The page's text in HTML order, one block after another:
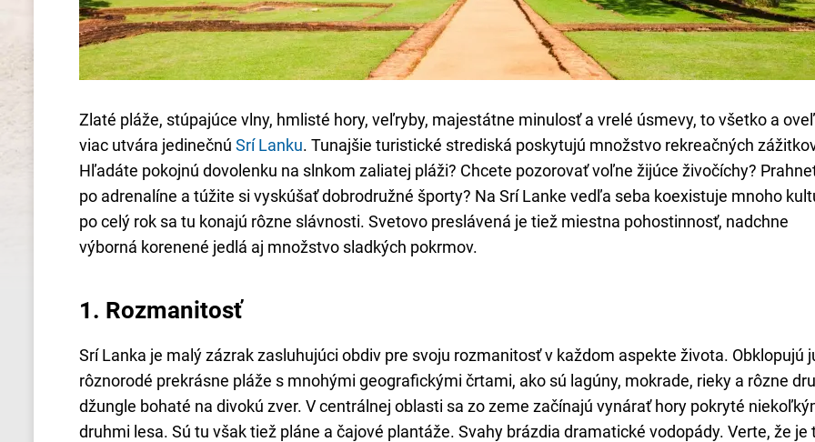
Zlaté pláže, stúpajúce vlny, hmlisté hory, veľryby, majestátne minulosť a vrelé úsmevy, to všetko a
viac utvára jedinečnú Srí Lanku. Tunajšie turistické strediská poskytujú množstvo rekreačných
Hľadáte pokojnú dovolenku na slnkom zaliatej pláži? Chcete pozorovať voľne žijúce živočíchy?
po adrenalíne a túžite si vyskúšať dobrodružné športy? Na Srí Lanke vedľa seba koexistuje mnoho
po celý rok sa tu konajú rôzne slávnosti. Svetovo preslávená je tiež miestna pohostinnosť, nadchne
výborná korenené jedlá aj množstvo sladkých pokrmov.
1. Rozmanitosť
Srí Lanka je malý zázrak zasluhujúci obdiv pre svoju rozmanitosť v každom aspekte života. Obklopujú
rôznorodé prekrásne pláže s mnohými geografickými črtami, ako sú lagúny, mokrade, rieky a rôzne
džungle bohaté na divokú zver. V centrálnej oblasti sa zo zeme začínajú vynárať hory pokryté
druhmi lesa. Sú tu však tiež pláne a čajové plantáže. Svahy brázdia dramatické vodopády. Verte, že je